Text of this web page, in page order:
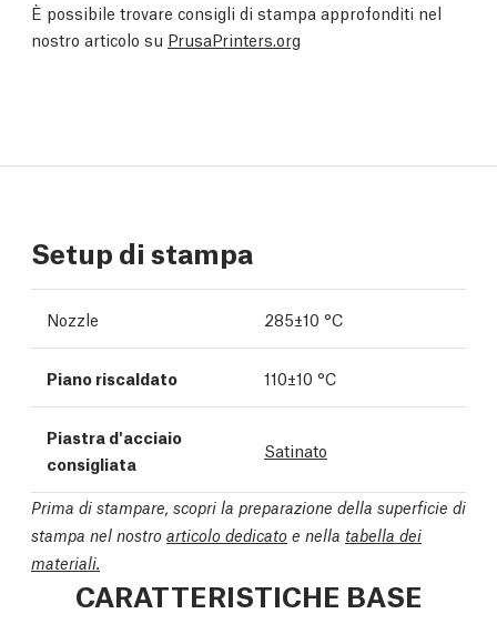
È possibile trovare consigli di stampa approfonditi nel
nostro articolo su PrusaPrinters.org
Setup di stampa
Nozzle 285±10 °C
Piano riscaldato 110±10 °C
Piastra d'acciaio
consigliata
Satinato
Prima di stampare, scopri la preparazione della superficie di
stampa nel nostro articolo dedicato e nella tabella dei
materiali.
CARATTERISTICHE BASE